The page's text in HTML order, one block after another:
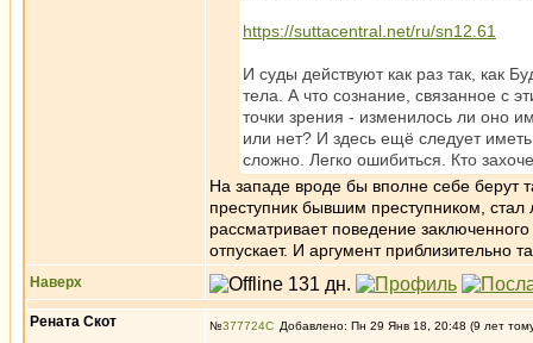
https://suttacentral.net/ru/sn12.61
И суды действуют как раз так, как
тела. А что сознание, связанное с
точки зрения - изменилось ли оно
или нет? И здесь ещё следует
сложно. Легко ошибиться. Кто
На западе вроде бы вполне себе берут
преступник бывшим преступником, стал
рассматривает поведение
отпускает. И аргумент приблизительно
Наверх
Рената Скот №377724 Добавлено: Пн 29 Янв 18, 20:48 (9 лет